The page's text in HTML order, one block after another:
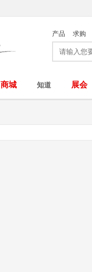
产品 求购
商城 知道 展会